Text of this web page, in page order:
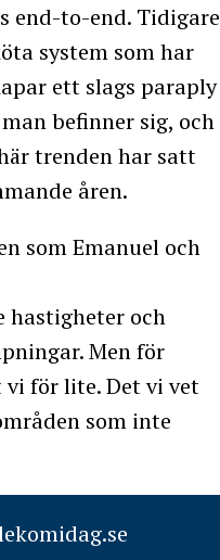
end-to-end. Tidigare
system som har
ett slags paraply
befinner sig, och
trenden har satt
åren.
som Emanuel och
hastigheter och
Men för
vi för lite. Det vi vet
som inte